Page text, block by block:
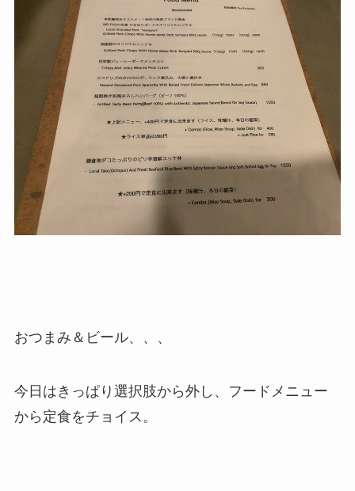
おつまみ＆ビール、、、
今日はきっぱり選択肢から外し、フードメニュー
から定食をチョイス。